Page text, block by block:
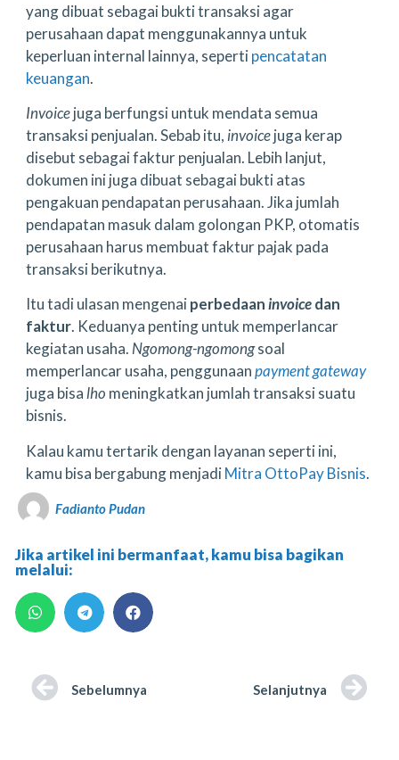
yang dibuat sebagai bukti transaksi agar
perusahaan dapat menggunakannya untuk
keperluan internal lainnya, sepertipencatatan
keuangan.
Invoicejuga berfungsi untuk mendata semua
transaksi penjualan. Sebab itu, invoicejuga kerap
disebut sebagai faktur penjualan. Lebih lanjut,
dokumen ini juga dibuat sebagai bukti atas
pengakuan pendapatan perusahaan. Jika jumlah
pendapatan masuk dalam golongan PKP, otomatis
perusahaan harus membuat faktur pajak pada
transaksi berikutnya.
Itu tadi ulasan mengenaiperbedaaninvoicedan
faktur. Keduanya penting untuk memperlancar
kegiatan usaha. Ngomong-ngomongsoal
memperlancar usaha, penggunaanpayment gateway
juga bisalho meningkatkan jumlah transaksi suatu
bisnis.
Kalau kamu tertarik dengan layanan seperti ini,
kamu bisa bergabung menjadiMitra OttoPay Bisnis.
Fadianto Pudan
Jika artikel ini bermanfaat, kamu bisa bagikan
melalui:
Sebelumnya Selanjutnya